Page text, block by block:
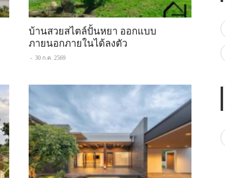
บ้านสวยสไตล์ปั้นหยา ออกแบบ
ภายนอกภายในได้ลงตัว
- 30 ก.ค. 2569